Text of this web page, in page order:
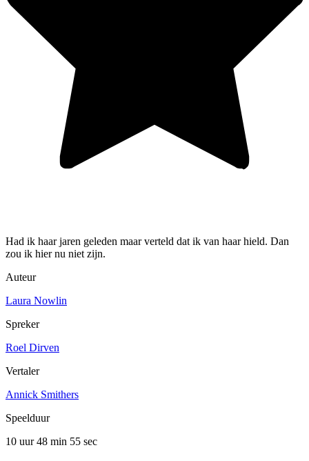
Had ik haar jaren geleden maar verteld dat ik van haar hield. Dan
zou ik hier nu niet zijn.
Auteur
Laura Nowlin
Spreker
Roel Dirven
Vertaler
Annick Smithers
Speelduur
10 uur 48 min 55 sec